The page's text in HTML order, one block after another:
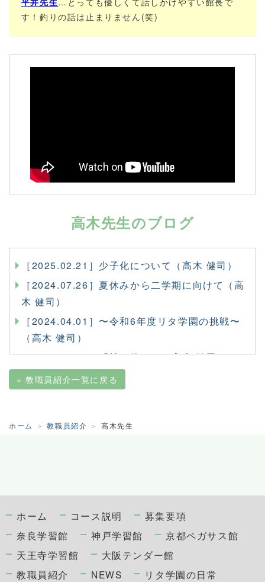
す！釣りの話は止まりません(笑)
高木先生のブログ
［2025.02.21］少子化について（高木 健司）
［2024.07.26］夏休みから二学期に向けて（高
木 健司）
［2024.04.01］〜令和6年度リタ学園の挑戦〜
（高木 健司）
［2023.10.05］『神の使い』（高木 健司）
［2023.05.05］「経験・体験」（高木 健司）
他の学習館も含めた教員ブログはコチラ
«教職員紹介一覧に戻る
ホーム 教職員紹介 高木先生
ホーム コース説明
募集要項
奈良学習館
神戸学習館
京都ペガサス館
天王寺学習館
大阪テンダー館
教職員紹介
NEWS リタ学園の日常